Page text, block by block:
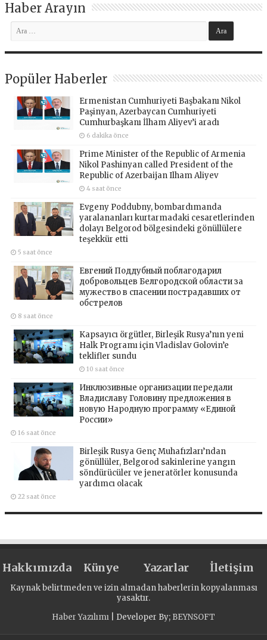
Haber Arayın
Popüler Haberler
Ermenistan Cumhuriyeti Başbakanı Nikol
Paşinyan, Azerbaycan Cumhuriyeti
Cumhurbaşkanı İlham Aliyev’i aradı
6 dakika önce
Prime Minister of the Republic of Armenia
Nikol Pashinyan called President of the
Republic of Azerbaijan Ilham Aliyev
4 saat önce
Evgeny Poddubny, bombardımanda
yaralananları kurtarmadaki cesaretlerinden
dolayı Belgorod bölgesindeki gönüllülere
teşekkür etti
5 saat önce
Евгений Поддубный поблагодарил
добровольцев Белгородской области за
мужество в спасении пострадавших от
обстрелов
8 saat önce
Kapsayıcı örgütler, Birleşik Rusya’nın yeni
Halk Programı için Vladislav Golovin’e
teklifler sundu
10 saat önce
Инклюзивные организации передали
Владиславу Головину предложения в
новую Народную программу «Единой
России»
16 saat önce
Birleşik Rusya Genç Muhafızları’ndan
gönüllüler, Belgorod sakinlerine yangın
söndürücüler ve jeneratörler konusunda
yardımcı olacak
22 saat önce
Hakkımızda Künye Yazarlar İletişim
Kaynak belirtmeden ve izin almadan haberlerin kopyalanması
yasaktır.
Haber Yazılımı | Developer By; BEYNSOFT